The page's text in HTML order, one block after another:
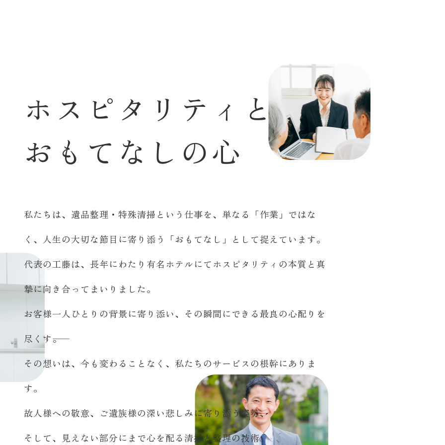
ホ ス ピ タ リ テ ィ と
お も て な し の心
私たちは、遺品整理・特殊清掃という仕事を、単なる「作業」ではな
く、人生の大切な節目に寄り添う「おもてなし」として捉えています。
代表の工藤は、長年にわたり有名ホテルにてホスピタリティの本質と真
摯に向き合ってまいりました。
お客様一人ひとりの背景に寄り添い、その瞬間にできる最良の心配りを
尽くす――。
その想いは、今も変わることなく、私たちのサービスの根幹にありま
す。
故人様への敬意、ご遺族様の深い悲しみに寄り添う姿勢、
そして、見えない部分にまで心を配る清掃と整理の技術。